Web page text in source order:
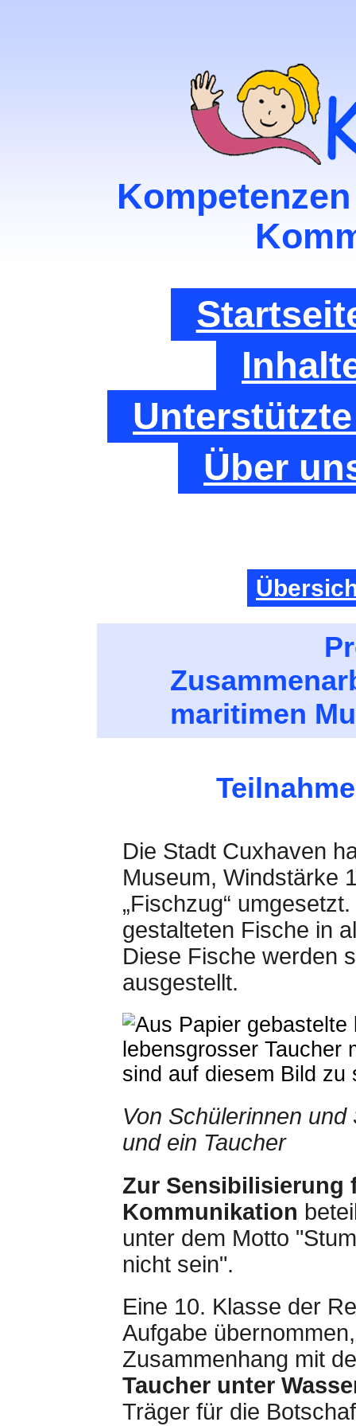
Über
maritimen
Die Stadt Cuxhaven
Museum, Windstärke
„Fischzug“
gestalteten Fische in
Diese Fische werden
ausgestellt.
Von Schülerinnen
und ein Taucher
Zur Sensibilisierung
Kommunikation
unter dem Motto
nicht sein".
Eine 10. Klasse der
Aufgabe
Zusammenhang mit
Taucher unter
Träger für die